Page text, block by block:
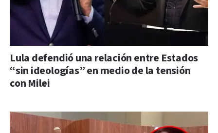
Lula defendió una relación entre Estados
“sin ideologías” en medio de la tensión
con Milei